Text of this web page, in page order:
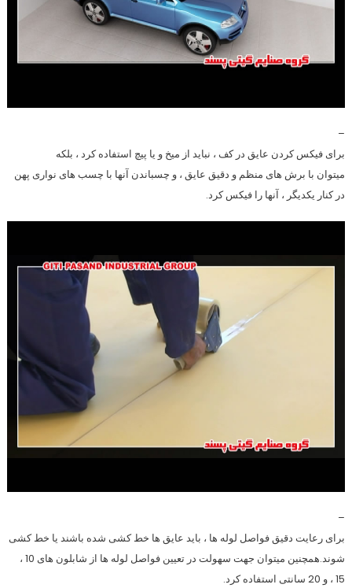
–
برای فیکس کردن عایق در کف ، نباید از میخ و یا پیچ استفاده کرد ، بلکه
میتوان با برش های منظم و دقیق عایق ، و چسباندن آنها با چسب های نواری پهن
در کنار یکدیگر ، آنها را فیکس کرد.
–
برای رعایت دقیق فواصل لوله ها ، باید عایق ها خط کشی شده باشند یا خط کشی
شوند.همچنین میتوان جهت سهولت در تعیین فواصل لوله ها از شابلون های 10 ،
15 ، و 20 سانتی استفاده کرد.